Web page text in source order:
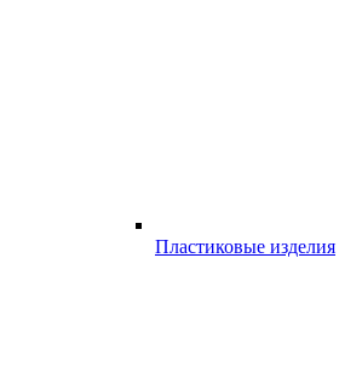
Пластиковые изделия